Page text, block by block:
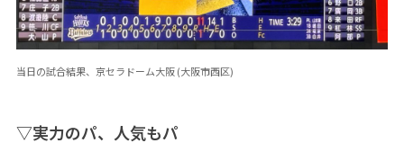
当日の試合結果、京セラドーム大阪 (大阪市西区)
▽実力のパ、人気もパ